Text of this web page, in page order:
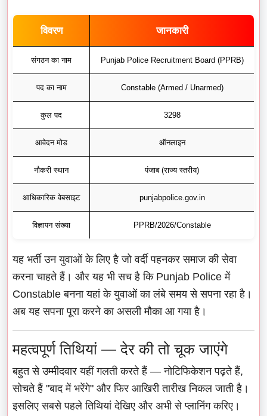
विवरण जानकारी
संगठन का नाम Punjab Police Recruitment Board (PPRB)
पद का नाम Constable (Armed / Unarmed)
कुल पद 3298
आवेदन मोड ऑनलाइन
नौकरी स्थान पंजाब (राज्य स्तरीय)
आधिकारिक वेबसाइट punjabpolice.gov.in
विज्ञापन संख्या PPRB/2026/Constable
यह भर्ती उन युवाओं के लिए है जो वर्दी पहनकर समाज की सेवा
करना चाहते हैं। और यह भी सच है कि Punjab Police में
Constable बनना यहां के युवाओं का लंबे समय से सपना रहा है।
अब यह सपना पूरा करने का असली मौका आ गया है।
महत्वपूर्ण तिथियां — देर की तो चूक जाएंगे
बहुत से उम्मीदवार यहीं गलती करते हैं — नोटिफिकेशन पढ़ते हैं,
सोचते हैं "बाद में भरेंगे" और फिर आखिरी तारीख निकल जाती है।
इसलिए सबसे पहले तिथियां देखिए और अभी से प्लानिंग करिए।